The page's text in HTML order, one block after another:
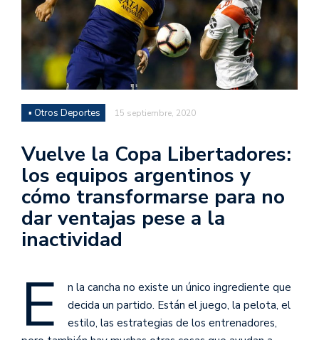
▪ Otros Deportes 15 septiembre, 2020
Vuelve la Copa Libertadores:
los equipos argentinos y
cómo transformarse para no
dar ventajas pese a la
inactividad
E
n la cancha no existe un único ingrediente que
decida un partido. Están el juego, la pelota, el
estilo, las estrategias de los entrenadores,